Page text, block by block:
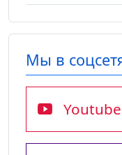
Мы в
Youtube